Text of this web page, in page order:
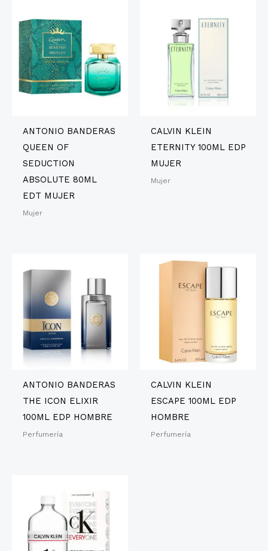
ANTONIO BANDERAS
QUEEN OF
SEDUCTION
ABSOLUTE 80ML
EDT MUJER
Mujer
CALVIN KLEIN
ETERNITY 100ML EDP
MUJER
Mujer
ANTONIO BANDERAS
THE ICON ELIXIR
100ML EDP HOMBRE
Perfumería
CALVIN KLEIN
ESCAPE 100ML EDP
HOMBRE
Perfumería